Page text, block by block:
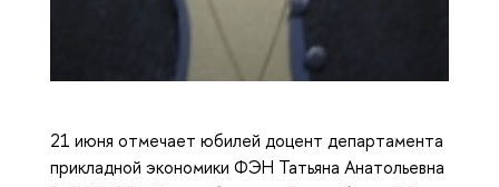
21 июня отмечает юбилей доцент департамента
прикладной экономики ФЭН Татьяна Анатольевна